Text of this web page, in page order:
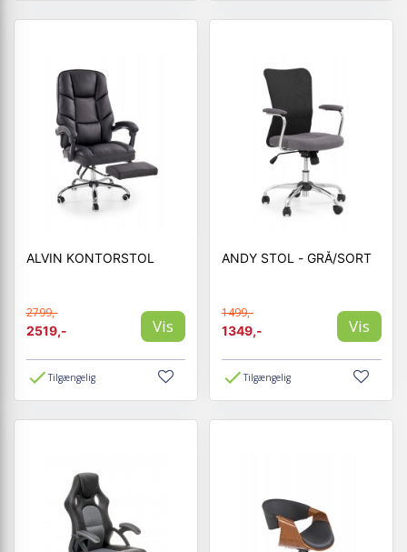
ALVIN KONTORSTOL
2799,-
2519,-
Vis
Tilgængelig
ANDY STOL - GRÅ/SORT
1499,-
1349,-
Vis
Tilgængelig